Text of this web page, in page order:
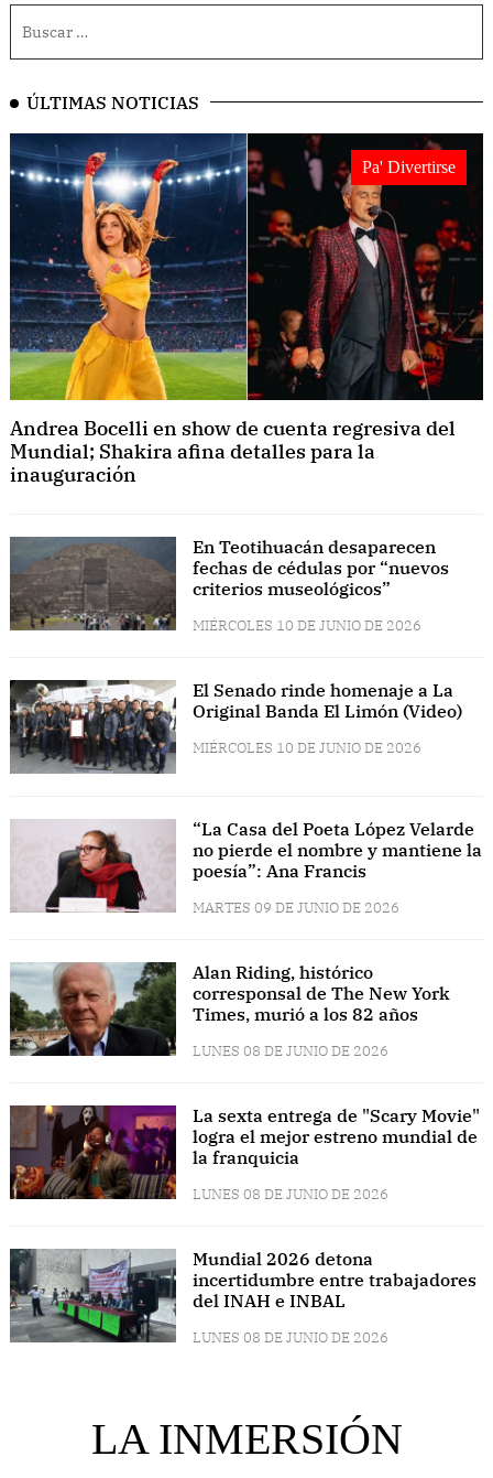
ÚLTIMAS NOTICIAS
Pa' Divertirse
Andrea Bocelli en show de cuenta regresiva del
Mundial; Shakira afina detalles para la
inauguración
En Teotihuacán desaparecen
fechas de cédulas por “nuevos
criterios museológicos”
MIÉRCOLES 10 DE JUNIO DE 2026
El Senado rinde homenaje a La
Original Banda El Limón (Video)
MIÉRCOLES 10 DE JUNIO DE 2026
“La Casa del Poeta López Velarde
no pierde el nombre y mantiene la
poesía”: Ana Francis
MARTES 09 DE JUNIO DE 2026
Alan Riding, histórico
corresponsal de The New York
Times, murió a los 82 años
LUNES 08 DE JUNIO DE 2026
La sexta entrega de "Scary Movie"
logra el mejor estreno mundial de
la franquicia
LUNES 08 DE JUNIO DE 2026
Mundial 2026 detona
incertidumbre entre trabajadores
del INAH e INBAL
LUNES 08 DE JUNIO DE 2026
LA INMERSIÓN